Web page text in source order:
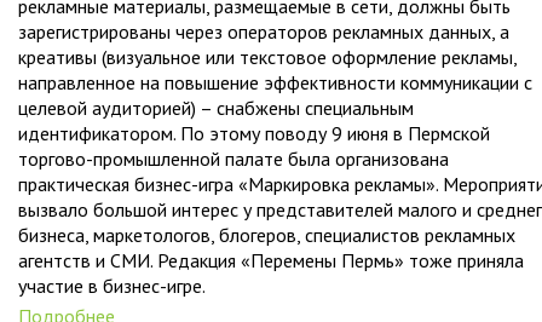
рекламные материалы, размещаемые в сети, должны быть
зарегистрированы через операторов рекламных данных, а
креативы (визуальное или текстовое оформление рекламы,
направленное на повышение эффективности коммуникации с
целевой аудиторией) – снабжены специальным
идентификатором. По этому поводу 9 июня в Пермской
торгово-промышленной палате была организована
практическая бизнес-игра «Маркировка рекламы».
вызвало большой интерес у представителей малого и
бизнеса, маркетологов, блогеров, специалистов рекламных
агентств и СМИ. Редакция «Перемены Пермь» тоже приняла
участие в бизнес-игре.
Подробнее